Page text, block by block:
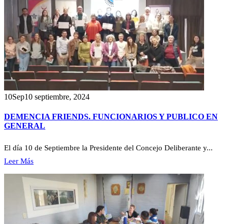
10Sep10 septiembre, 2024
DEMENCIA FRIENDS. FUNCIONARIOS Y PUBLICO EN
GENERAL
El día 10 de Septiembre la Presidente del Concejo Deliberante y...
Leer Más